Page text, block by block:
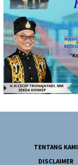
TENTANG KAMI
DISCLAIMER